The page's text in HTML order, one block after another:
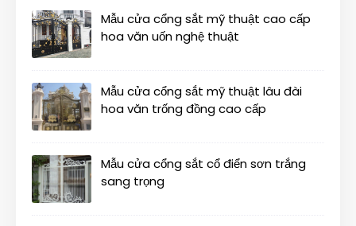
Mẫu cửa cổng sắt mỹ thuật cao cấp
hoa văn uốn nghệ thuật
Mẫu cửa cổng sắt mỹ thuật lâu đài
hoa văn trống đồng cao cấp
Mẫu cửa cổng sắt cổ điển sơn trắng
sang trọng